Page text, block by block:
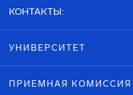
КОНТАКТЫ:
УНИВЕРСИТЕТ
ПРИЕМНАЯ КОМИССИЯ